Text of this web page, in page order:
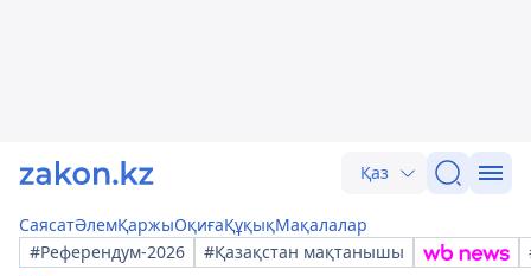
Қаз
СаясатӘлемҚаржыОқиғаҚұқықМақалалар
#Референдум-2026
#Қазақстан мақтанышы